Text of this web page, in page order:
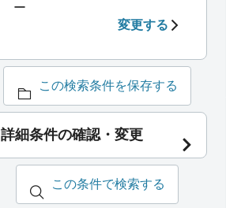
ー
変更する
この検索条件を保存する
詳細条件の確認・変更
この条件で検索する